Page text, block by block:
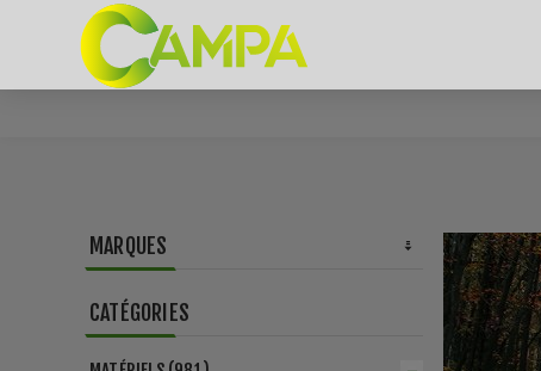
MARQUES
CATÉGORIES